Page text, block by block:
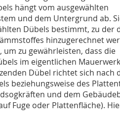
hängt vom ausgewählten
und dem Untergrund ab.
Dübels bestimmt, zu der
hinzugerechnet
zu gewährleisten, dass die
im eigentlichen Mauerwerk
Dübel richtet sich nach
beziehungsweise des
und dem
Fuge oder Plattenfläche).